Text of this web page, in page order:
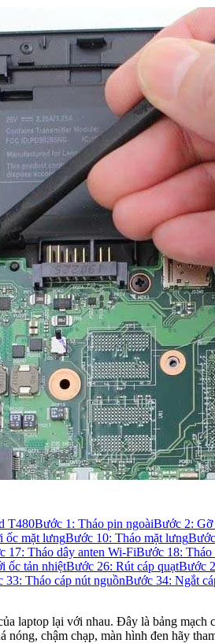
T480Bước 1: Tháo pin ngoàiBước 2: Gỡ
ốc mặt lưngBước 10: Tháo mặt lưng
17: Tháo dây anten Wi-FiBước 18: Tháo
ốc tản nhiệtBước 26: Rút cáp quạtBước
33: Tháo cáp nút nguồnBước 34: Ngắt
laptop lại với nhau. Đây là bảng
chậm chạp, màn hình đen hãy